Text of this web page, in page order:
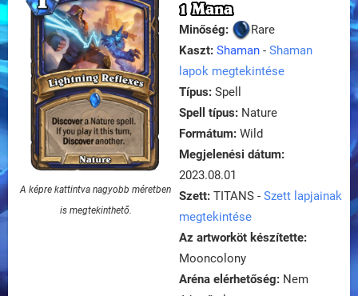
A képre kattintva nagyobb méretben
is megtekinthető.
1 Mana
Minőség:
Rare
Kaszt: Shaman - Shaman
lapok megtekintése
Típus: Spell
Spell típus: Nature
Formátum: Wild
Megjelenési dátum:
2023.08.01
Szett: TITANS - Szett lapjainak
megtekintése
Az artworköt készítette:
Mooncolony
Aréna elérhetőség: Nem